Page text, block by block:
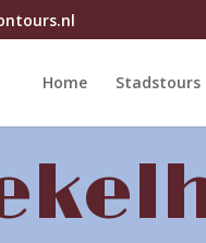
Home Stadstours